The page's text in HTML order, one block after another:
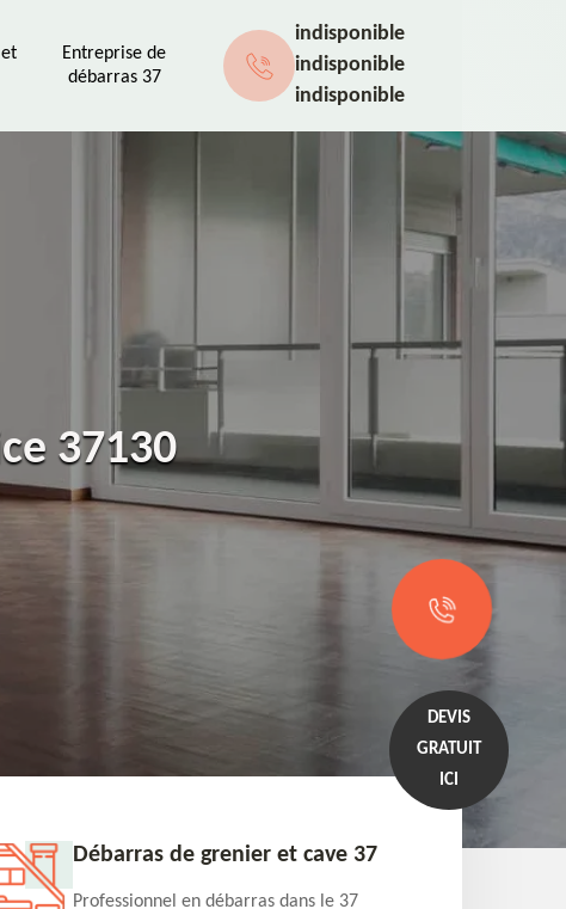
Entreprise de
débarras 37
indisponible
indisponible
indisponible
37130
DEVIS
GRATUIT
ICI
Débarras de grenier et cave 37
Professionnel en débarras dans le 37